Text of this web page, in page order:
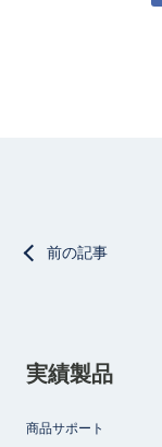
前の記事
実績製品
商品サポート